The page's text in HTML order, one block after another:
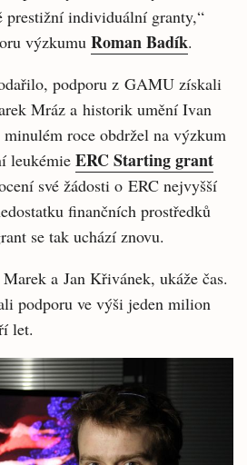
prestižní individuální granty,“
výzkumu Roman Badík.
podporu z GAMU získali
Mráz a historik umění Ivan
roce obdržel na výzkum
leukémie ERC Starting grant
své žádosti o ERC nejvyšší
finančních prostředků
se tak uchází znovu.
a Jan Křivánek, ukáže čas.
podporu ve výši jeden milion
let.